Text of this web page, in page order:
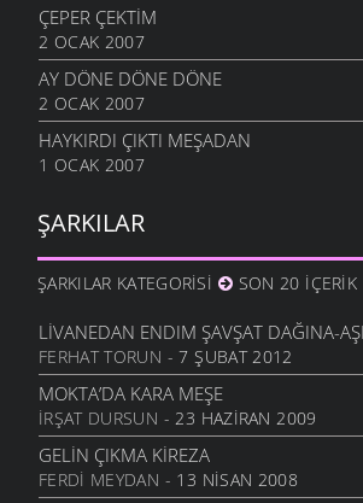
ÇEPER ÇEKTIM
2 OCAK 2007
AY DÖNE DÖNE DÖNE
2 OCAK 2007
HAYKIRDI ÇIKTI MEŞADAN
1 OCAK 2007
ŞARKILAR
ŞARKILAR KATEGORISI SON 20 İÇERIK
LIVANEDAN ENDIM ŞAVŞAT DAĞINA-
FERHAT TORUN - 7 ŞUBAT 2012
MOKTA’DA KARA MEŞE
İRŞAT DURSUN - 23 HAZIRAN 2009
GELIN ÇIKMA KIREZA
FERDI MEYDAN - 13 NISAN 2008